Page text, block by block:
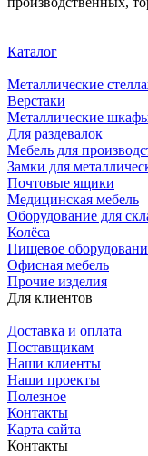
Каталог
Металлические
Верстаки
Металлические
Для раздевалок
Мебель для
Замки для
Почтовые ящики
Медицинская мебель
Оборудование для
Колёса
Пищевое
Офисная мебель
Прочие изделия
Для клиентов
Доставка и оплата
Поставщикам
Наши клиенты
Наши проекты
Полезное
Контакты
Карта сайта
Контакты